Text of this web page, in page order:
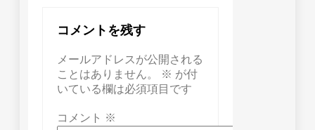
シ
ョ
ン
コメントを残す
メールアドレスが公開される
ことはありません。
※ が付
いている欄は必須項目です
コメント ※